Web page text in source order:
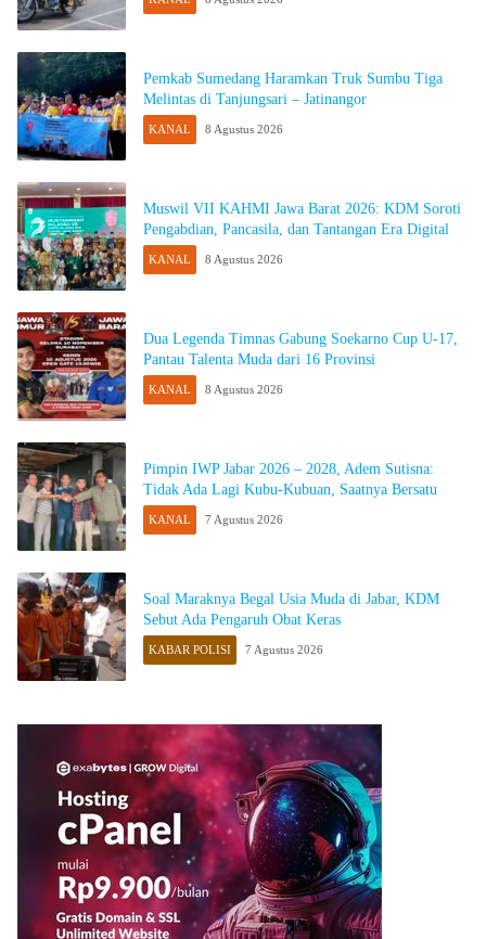
Pemkab Sumedang Haramkan Truk Sumbu Tiga
Melintas di Tanjungsari – Jatinangor
KANAL 8 Agustus 2026
Muswil VII KAHMI Jawa Barat 2026: KDM Soroti
Pengabdian, Pancasila, dan Tantangan Era Digital
KANAL 8 Agustus 2026
Dua Legenda Timnas Gabung Soekarno Cup U-17,
Pantau Talenta Muda dari 16 Provinsi
KANAL 8 Agustus 2026
Pimpin IWP Jabar 2026 – 2028, Adem Sutisna:
Tidak Ada Lagi Kubu-Kubuan, Saatnya Bersatu
KANAL 7 Agustus 2026
Soal Maraknya Begal Usia Muda di Jabar, KDM
Sebut Ada Pengaruh Obat Keras
KABAR POLISI 7 Agustus 2026